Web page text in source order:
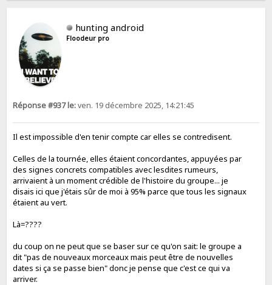
hunting android
Floodeur pro
Réponse #937 le:ven. 19 décembre 2025, 14:21:45
Il est impossible d'en tenir compte car elles se contredisent.
Celles de la tournée, elles étaient concordantes, appuyées par
des signes concrets compatibles avec lesdites rumeurs,
arrivaient à un moment crédible de l'histoire du groupe... je
disais ici que j'étais sûr de moi à 95% parce que tous les signaux
étaient au vert.
Là=????
du coup on ne peut que se baser sur ce qu'on sait: le groupe a
dit "pas de nouveaux morceaux mais peut être de nouvelles
dates si ça se passe bien" donc je pense que c'est ce qui va
arriver.